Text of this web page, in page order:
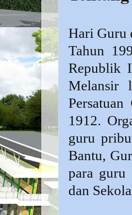
Hari Guru
Tahun
Republik
Melansir
1912.
guru
Bantu,
para guru
dan